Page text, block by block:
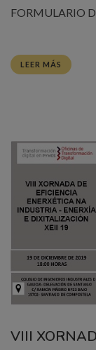
FORMULARIO
LEER MÁS
VIII